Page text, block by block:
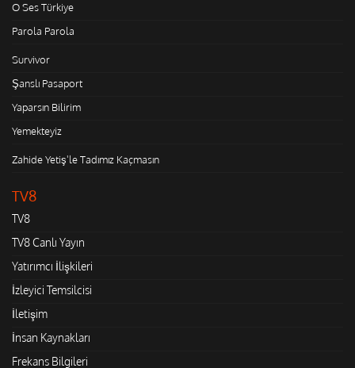
O Ses Türkiye
Parola Parola
Survivor
Şanslı Pasaport
Yaparsın Bilirim
Yemekteyiz
Zahide Yetiş'le Tadımız Kaçmasın
TV8
TV8
TV8 Canlı Yayın
Yatırımcı İlişkileri
İzleyici Temsilcisi
İletişim
İnsan Kaynakları
Frekans Bilgileri